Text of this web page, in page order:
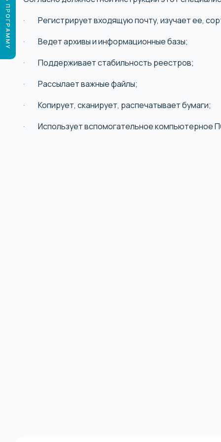
· Регистрирует входящую почту, изучает ее,
· Ведет архивы и информационные базы;
· Поддерживает стабильность реестров;
· Рассылает важные файлы;
· Копирует, сканирует, распечатывает бумаги;
· Использует вспомогательное компьютерное
Руководитель отдела
бюджетирования